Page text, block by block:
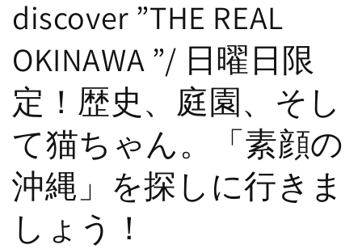
discover ”THE REAL
OKINAWA ”/ 日曜日限
定！歴史、庭園、そし
て猫ちゃん。「素顔の
沖縄」を探しに行きま
しょう！